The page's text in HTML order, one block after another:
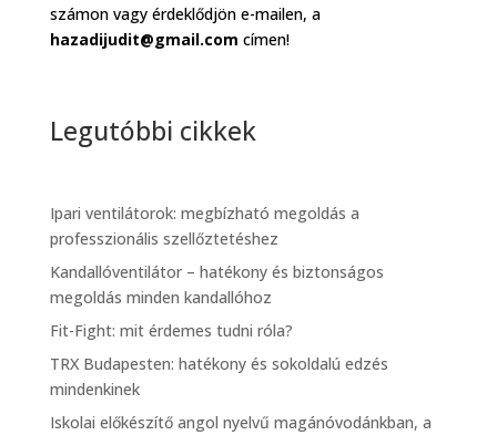
számon vagy érdeklődjön e-mailen, a
hazadijudit@gmail.com címen!
Legutóbbi cikkek
Ipari ventilátorok: megbízható megoldás a
professzionális szellőztetéshez
Kandallóventilátor – hatékony és biztonságos
megoldás minden kandallóhoz
Fit-Fight: mit érdemes tudni róla?
TRX Budapesten: hatékony és sokoldalú edzés
mindenkinek
Iskolai előkészítő angol nyelvű magánóvodánkban, a